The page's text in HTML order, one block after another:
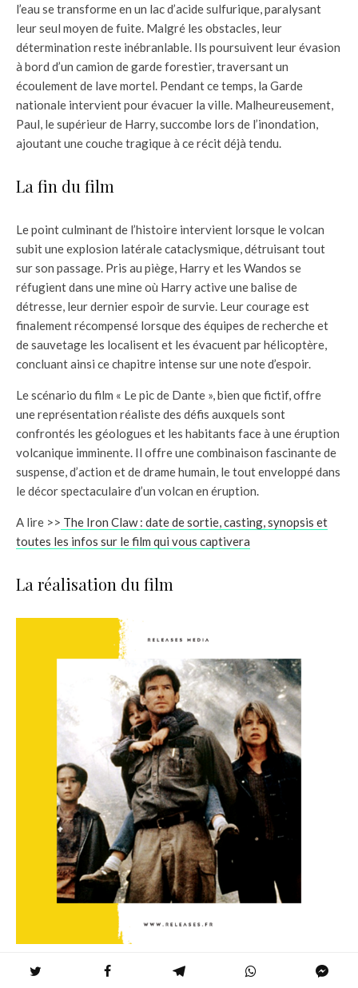
l’eau se transforme en un lac d’acide sulfurique, paralysant
leur seul moyen de fuite. Malgré les obstacles, leur
détermination reste inébranlable. Ils poursuivent leur évasion
à bord d’un camion de garde forestier, traversant un
écoulement de lave mortel. Pendant ce temps, la Garde
nationale intervient pour évacuer la ville. Malheureusement,
Paul, le supérieur de Harry, succombe lors de l’inondation,
ajoutant une couche tragique à ce récit déjà tendu.
La fin du film
Le point culminant de l’histoire intervient lorsque le volcan
subit une explosion latérale cataclysmique, détruisant tout
sur son passage. Pris au piège, Harry et les Wandos se
réfugient dans une mine où Harry active une balise de
détresse, leur dernier espoir de survie. Leur courage est
finalement récompensé lorsque des équipes de recherche et
de sauvetage les localisent et les évacuent par hélicoptère,
concluant ainsi ce chapitre intense sur une note d’espoir.
Le scénario du film « Le pic de Dante », bien que fictif, offre
une représentation réaliste des défis auxquels sont
confrontés les géologues et les habitants face à une éruption
volcanique imminente. Il offre une combinaison fascinante de
suspense, d’action et de drame humain, le tout enveloppé dans
le décor spectaculaire d’un volcan en éruption.
A lire >> The Iron Claw : date de sortie, casting, synopsis et
toutes les infos sur le film qui vous captivera
La réalisation du film